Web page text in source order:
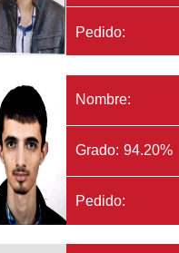
Pedido:
Nombre:
Grado: 94.20%
Pedido: